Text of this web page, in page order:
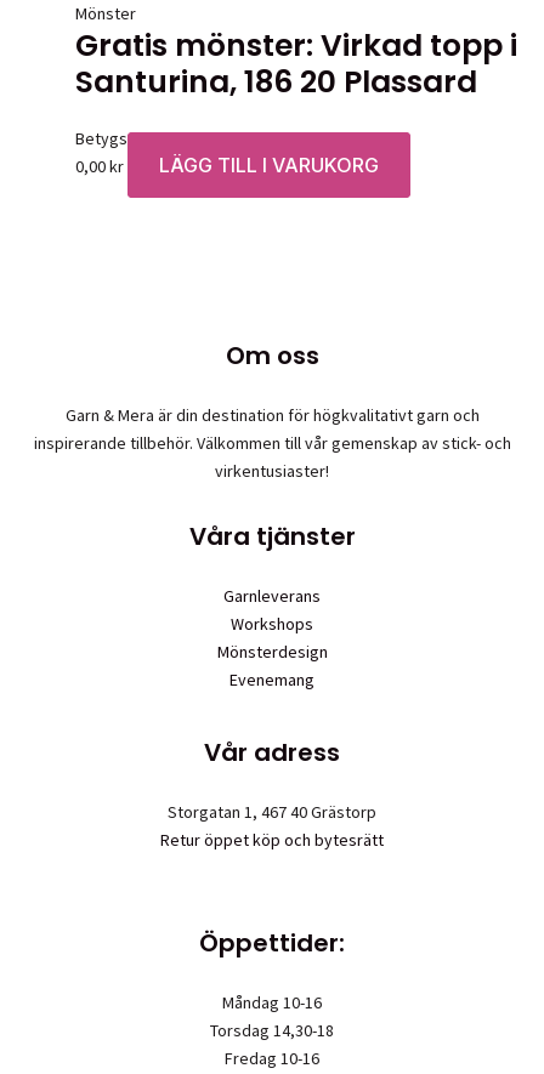
Mönster
Gratis mönster: Virkad topp i
Santurina, 186 20 Plassard
Betygsatt0av 5
0,00kr LÄGG TILL I VARUKORG
Om oss
Garn & Mera är din destination för högkvalitativt garn och
inspirerande tillbehör. Välkommen till vår gemenskap av stick- och
virkentusiaster!
Våra tjänster
Garnleverans
Workshops
Mönsterdesign
Evenemang
Vår adress
Storgatan 1, 467 40 Grästorp
Retur öppet köp och bytesrätt
Öppettider:
Måndag 10-16
Torsdag 14,30-18
Fredag 10-16